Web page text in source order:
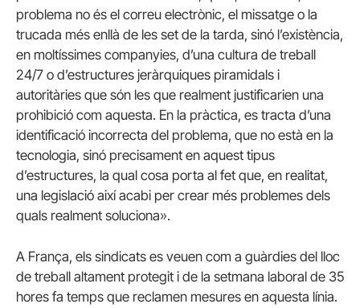
problema no és el correu electrònic, el missatge o la
trucada més enllà de les set de la tarda, sinó l’existència,
en moltíssimes companyies, d’una cultura de treball
24/7 o d’estructures jeràrquiques piramidals i
autoritàries que són les que realment justificarien una
prohibició com aquesta. En la pràctica, es tracta d’una
identificació incorrecta del problema, que no està en la
tecnologia, sinó precisament en aquest tipus
d’estructures, la qual cosa porta al fet que, en realitat,
una legislació així acabi per crear més problemes dels
quals realment soluciona».
A França, els sindicats es veuen com a guàrdies del lloc
de treball altament protegit i de la setmana laboral de 35
hores fa temps que reclamen mesures en aquesta línia.